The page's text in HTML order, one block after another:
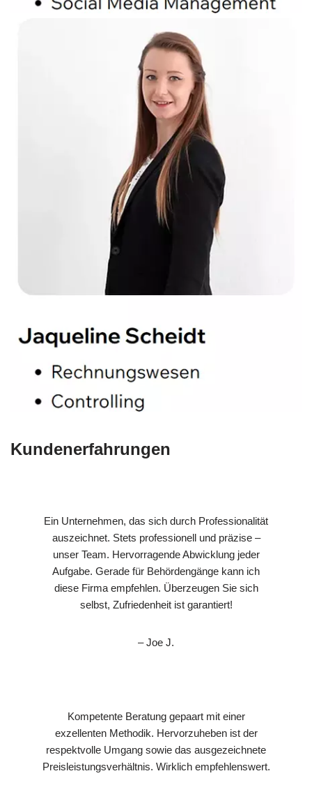
Kundenerfahrungen
Ein Unternehmen, das sich durch Professionalität
auszeichnet. Stets professionell und präzise –
unser Team. Hervorragende Abwicklung jeder
Aufgabe. Gerade für Behördengänge kann ich
diese Firma empfehlen. Überzeugen Sie sich
selbst, Zufriedenheit ist garantiert!
– Joe J.
Kompetente Beratung gepaart mit einer
exzellenten Methodik. Hervorzuheben ist der
respektvolle Umgang sowie das ausgezeichnete
Preisleistungsverhältnis. Wirklich empfehlenswert.